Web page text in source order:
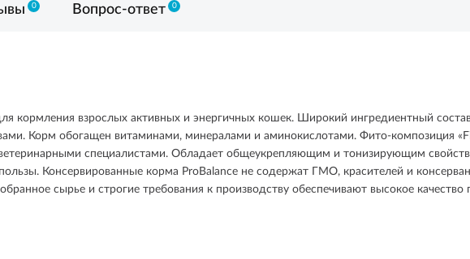
0 Вопрос-ответ 0
кормления взрослых активных и энергичных кошек. Широкий ингредиентный
Корм обогащен витаминами, минералами и аминокислотами. Фито-композиция
специалистами. Обладает общеукрепляющим и тонизирующим
Консервированные корма ProBalance не содержат ГМО, красителей и
сырье и строгие требования к производству обеспечивают высокое качество